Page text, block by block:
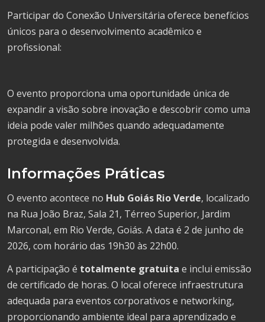
Participar do Conexão Universitária oferece benefícios
únicos para o desenvolvimento acadêmico e
profissional:
O evento proporciona uma oportunidade única de
expandir a visão sobre inovação e descobrir como uma
ideia pode valer milhões quando adequadamente
protegida e desenvolvida.
Informações Práticas
O evento acontece no Hub Goiás Rio Verde, localizado
na Rua João Braz, Sala 21, Térreo Superior, Jardim
Marconal, em Rio Verde, Goiás. A data é 2 de junho de
2026, com horário das 19h30 às 22h00.
A participação é totalmente gratuita e inclui emissão
de certificado de horas. O local oferece infraestrutura
adequada para eventos corporativos e networking,
proporcionando ambiente ideal para aprendizado e